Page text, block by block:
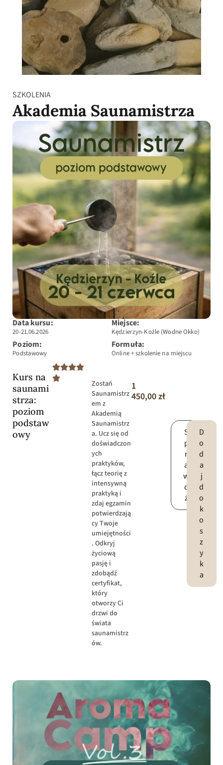
SZKOLENIA
Akademia Saunamistrza
Kurs na
saunami
strza:
poziom
podstaw
owy
Zostań
Saunamistrz
em z
Akademią
Saunamistrz
a. Ucz się od
doświadczon
ych
praktyków,
łącz teorię z
intensywną
praktyką i
zdaj egzamin
potwierdzają
cy Twoje
umiejętności
. Odkryj
życiową
pasję i
zdobądź
certyfikat,
który
otworzy Ci
drzwi do
świata
saunamistrz
ów.
1
450,00zł
S
p
r
a
w
d
ź
D
o
d
a
j
d
o
k
o
s
z
y
k
a
Data kursu:
20-21.06.2026
Miejsce:
Kędzierzyn-Koźle (Wodne Okko)
Poziom:
Podstawowy
Formuła:
Online + szkolenie na miejscu